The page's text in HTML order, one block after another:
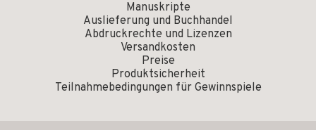
Manuskripte
Auslieferung und Buchhandel
Abdruckrechte und Lizenzen
Versandkosten
Preise
Produktsicherheit
Teilnahmebedingungen für Gewinnspiele